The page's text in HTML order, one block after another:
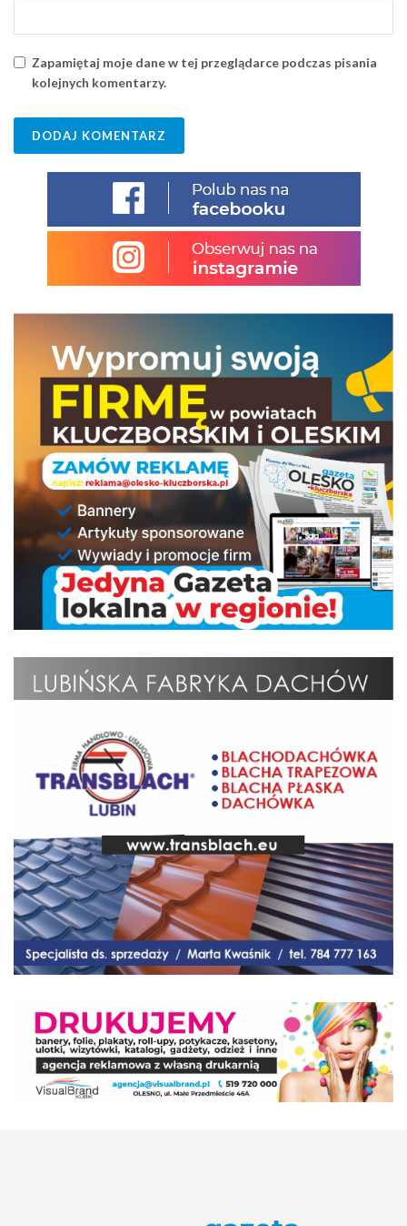
Zapamiętaj moje dane w tej przeglądarce podczas pisania
kolejnych komentarzy.